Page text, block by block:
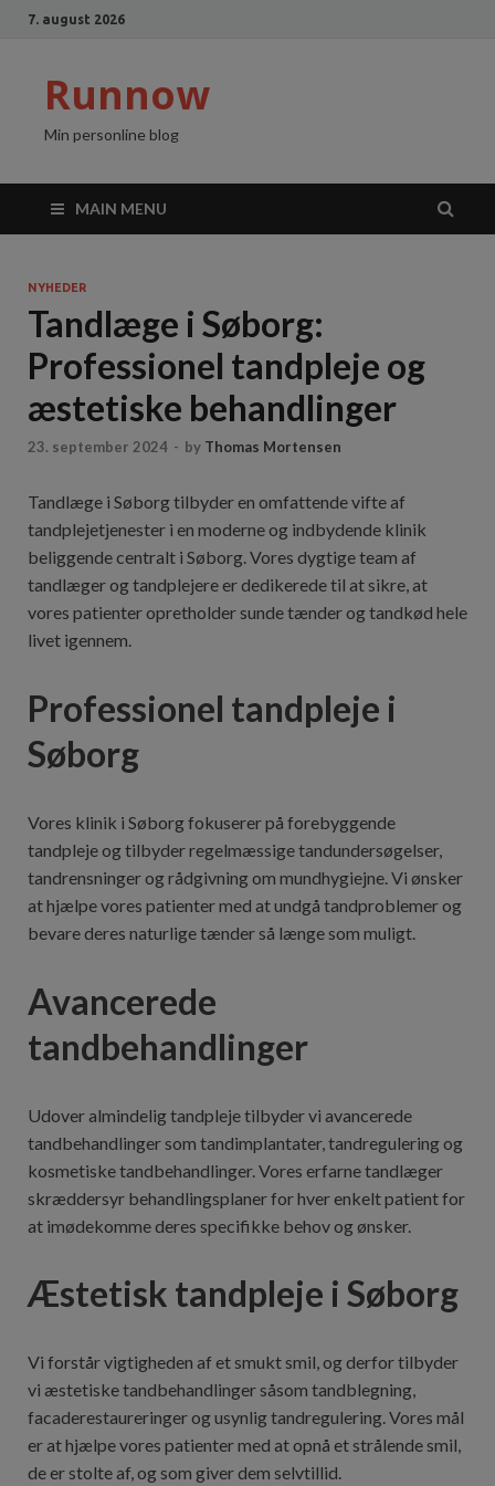
7. august 2026
Runnow
Min personline blog
MAIN MENU
NYHEDER
Tandlæge i Søborg:
Professionel tandpleje og
æstetiske behandlinger
23. september 2024 - by Thomas Mortensen
Tandlæge i Søborg tilbyder en omfattende vifte af
tandplejetjenester i en moderne og indbydende klinik
beliggende centralt i Søborg. Vores dygtige team af
tandlæger og tandplejere er dedikerede til at sikre, at
vores patienter opretholder sunde tænder og tandkød hele
livet igennem.
Professionel tandpleje i
Søborg
Vores klinik i Søborg fokuserer på forebyggende
tandpleje og tilbyder regelmæssige tandundersøgelser,
tandrensninger og rådgivning om mundhygiejne. Vi ønsker
at hjælpe vores patienter med at undgå tandproblemer og
bevare deres naturlige tænder så længe som muligt.
Avancerede
tandbehandlinger
Udover almindelig tandpleje tilbyder vi avancerede
tandbehandlinger som tandimplantater, tandregulering og
kosmetiske tandbehandlinger. Vores erfarne tandlæger
skræddersyr behandlingsplaner for hver enkelt patient for
at imødekomme deres specifikke behov og ønsker.
Æstetisk tandpleje i Søborg
Vi forstår vigtigheden af et smukt smil, og derfor tilbyder
vi æstetiske tandbehandlinger såsom tandblegning,
facaderestaureringer og usynlig tandregulering. Vores mål
er at hjælpe vores patienter med at opnå et strålende smil,
de er stolte af, og som giver dem selvtillid.